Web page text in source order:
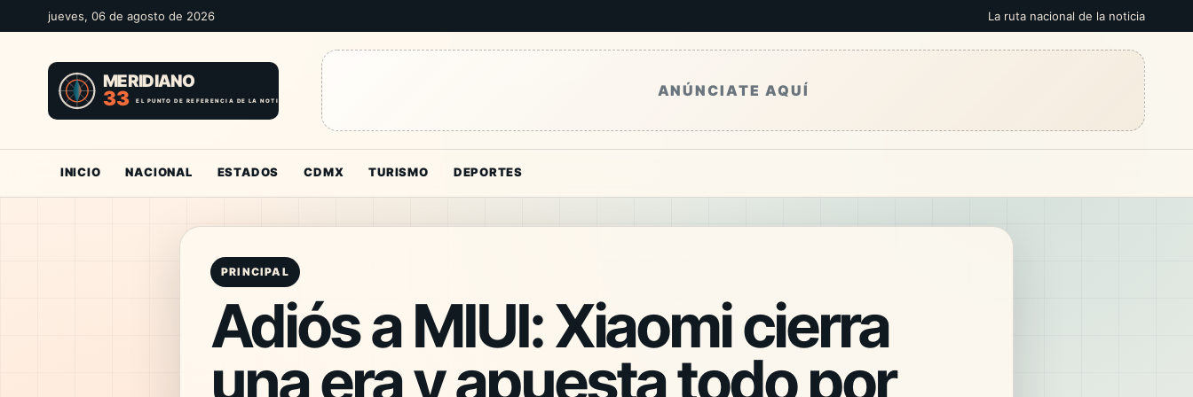
jueves, 06 de agosto de 2026 La ruta nacional de la noticia
ANÚNCIATE AQUÍ
INICIO NACIONAL ESTADOS CDMX TURISMO DEPORTES
PRINCIPAL
Adiós a MIUI: Xiaomi cierra
una era y apuesta todo por